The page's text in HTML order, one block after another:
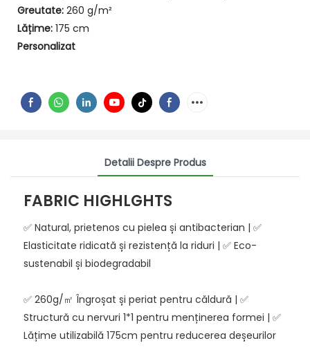
Greutate: 260 g/m²
Lățime: 175 cm
Personalizat
Detalii Despre Produs
FABRIC HIGHLGHTS
✅ Natural, prietenos cu pielea și antibacterian | ✅
Elasticitate ridicată și rezistență la riduri | ✅ Eco-
sustenabil și biodegradabil
✅ 260g/㎡ Îngroșat și periat pentru căldură | ✅
Structură cu nervuri 1*1 pentru menținerea formei | ✅
Lățime utilizabilă 175cm pentru reducerea deșeurilor